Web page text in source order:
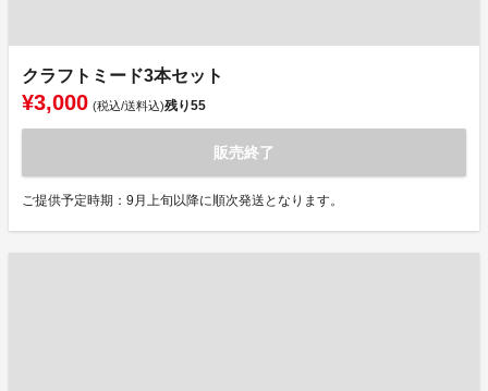
クラフトミード3本セット
¥3,000 (税込/送料込)残り55
販売終了
ご提供予定時期：9月上旬以降に順次発送となります。